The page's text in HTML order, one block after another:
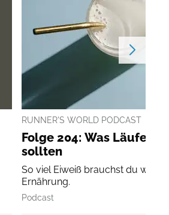
RUNNER'S WORLD PODCAST
Folge 204: Was Läufer
sollten
So viel Eiweiß brauchst du
Ernährung.
Podcast